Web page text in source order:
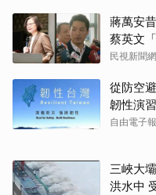
蔣萬安
蔡英文
民視新聞網
從防空
韌性演
自由電子報
三峽大
洪水中